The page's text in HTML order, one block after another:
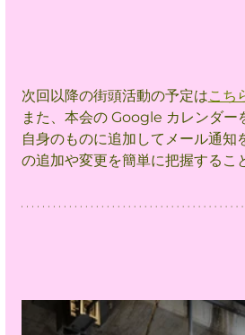
次回以降の街頭活動の予定はこち
また、本会の Google カレンダー
自身のものに追加してメール通知
の追加や変更を簡単に把握するこ